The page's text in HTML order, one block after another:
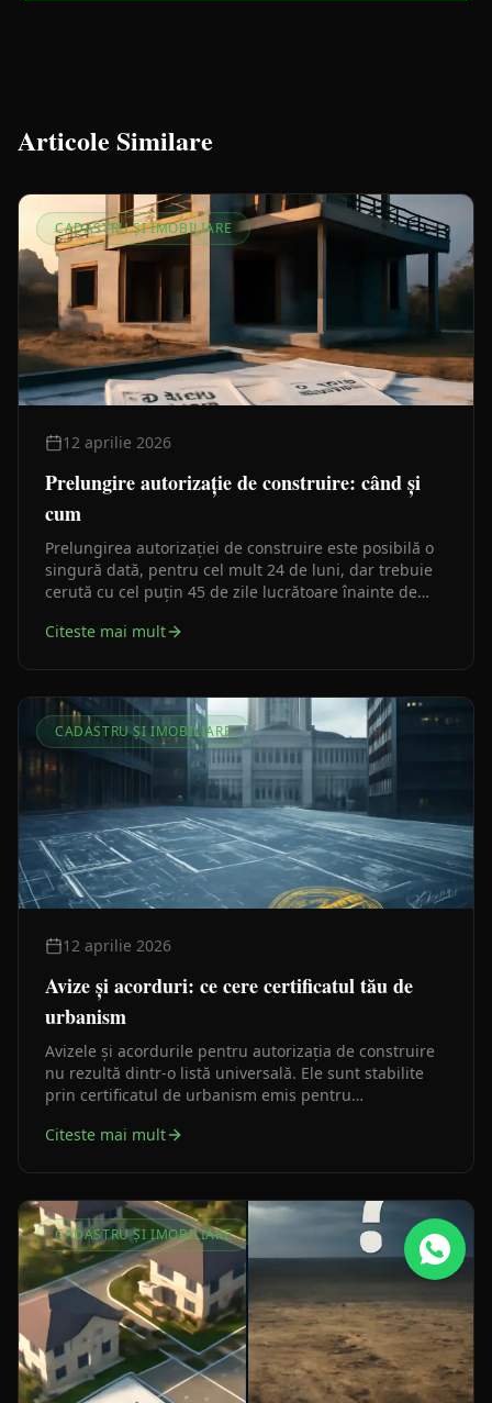
Articole Similare
CADASTRU ȘI IMOBILIARE
12 aprilie 2026
Prelungire autorizație de construire: când și
cum
Prelungirea autorizației de construire este posibilă o
singură dată, pentru cel mult 24 de luni, dar trebuie
cerută cu cel puțin 45 de zile lucrătoare înainte de
Citeste mai mult
CADASTRU ȘI IMOBILIARE
12 aprilie 2026
Avize și acorduri: ce cere certificatul tău de
urbanism
Avizele și acordurile pentru autorizația de construire
nu rezultă dintr-o listă universală. Ele sunt stabilite
prin certificatul de urbanism emis pentru
îți economisește timp și bani încă din prima zi.
Citeste mai mult
CADASTRU ȘI IMOBILIARE